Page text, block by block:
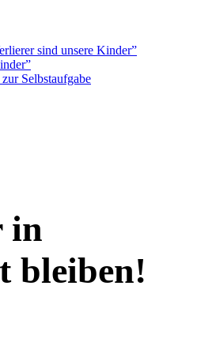
sind unsere Kinder”
Selbstaufgabe
in
bleiben!